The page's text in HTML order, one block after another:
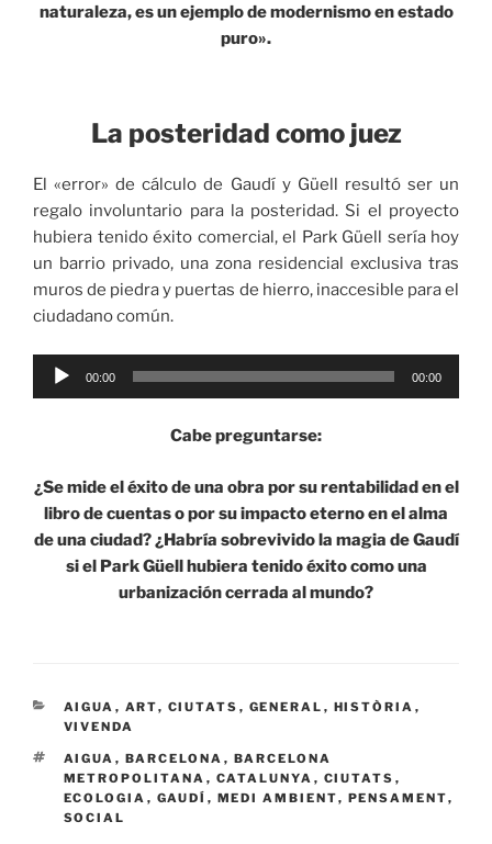
naturaleza, es un ejemplo de modernismo en estado
puro».
La posteridad como juez
El «error» de cálculo de Gaudí y Güell resultó ser un
regalo involuntario para la posteridad. Si el proyecto
hubiera tenido éxito comercial, el Park Güell sería hoy
un barrio privado, una zona residencial exclusiva tras
muros de piedra y puertas de hierro, inaccesible para el
ciudadano común.
Reproductor
00:00 00:00
Cabe preguntarse:
¿Se mide el éxito de una obra por su rentabilidad en el
libro de cuentas o por su impacto eterno en el alma
de una ciudad? ¿Habría sobrevivido la magia de Gaudí
si el Park Güell hubiera tenido éxito como una
urbanización cerrada al mundo?
CATEGORÍAS
AIGUA , ART, CIUTATS , GENERAL , HISTÒRIA ,
VIVENDA
ETIQUETAS
AIGUA , BARCELONA , BARCELONA
METROPOLITANA , CATALUNYA , CIUTATS ,
ECOLOGIA , GAUDÍ , MEDI AMBIENT, PENSAMENT,
SOCIAL